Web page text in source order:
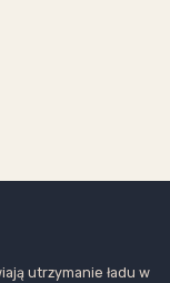
utrzymanie ładu w